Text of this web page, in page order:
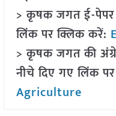
> कृषक जगत ई-पेपर
लिंक पर क्लिक करें:
> कृषक जगत की
नीचे दिए गए लिंक
Agriculture